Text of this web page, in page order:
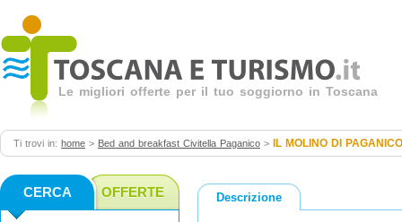
Le migliori offerte per il tuo soggiorno in Toscana
Ti trovi in: home > Bed and breakfast Civitella Paganico > IL MOLINO DI PAGANICO
Descrizione
CERCA OFFERTE